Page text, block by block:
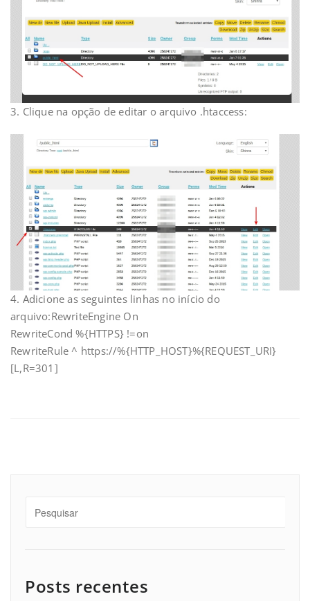
3. Clique na opção de editar o arquivo .htaccess:
4. Adicione as seguintes linhas no início do
arquivo:RewriteEngine On
RewriteCond %{HTTPS} !=on
RewriteRule ^ https://%{HTTP_HOST}%{REQUEST_URI}
[L,R=301]
Posts recentes